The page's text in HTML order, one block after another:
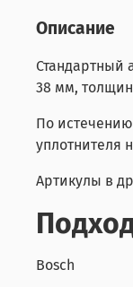
Описание
Стандартный
38 мм,
По
уплотнителя
Артикулы в
Bosch